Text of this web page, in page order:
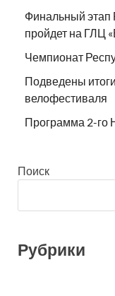
Финальный этап
пройдет на ГЛЦ
Чемпионат
Подведены
велофестиваля
Программа 2-го
Поиск
Рубрики